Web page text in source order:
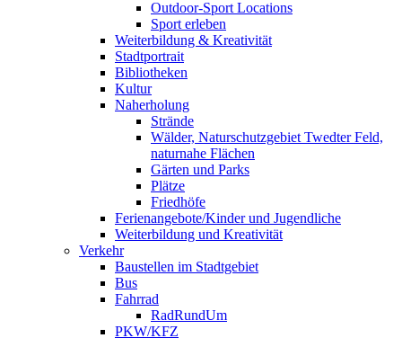
Outdoor-Sport Locations
Sport erleben
Weiterbildung & Kreativität
Stadtportrait
Bibliotheken
Kultur
Naherholung
Strände
Wälder, Naturschutzgebiet Twedter Feld,
naturnahe Flächen
Gärten und Parks
Plätze
Friedhöfe
Ferienangebote/Kinder und Jugendliche
Weiterbildung und Kreativität
Verkehr
Baustellen im Stadtgebiet
Bus
Fahrrad
RadRundUm
PKW/KFZ